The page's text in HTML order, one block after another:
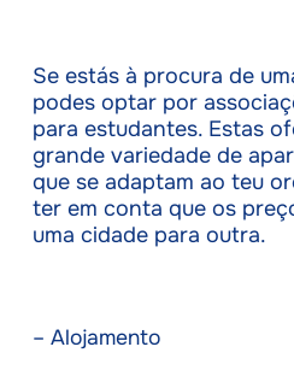
Se estás à procura de
podes optar por
para estudantes. Estas
grande variedade de
que se adaptam ao teu
ter em conta que os
uma cidade para outra.
– Alojamento